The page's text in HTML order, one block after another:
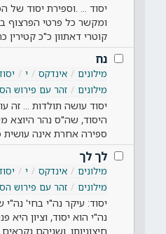
יסוד ... .וספירת יסוד של
ומקשר כל פרטי הפרצוף
קוטרי דאתוון כ"כ
נח
מילונים אינדקס י
מילונים
זהר עם פירוש
יסוד עושה תולדות ... זה
היסוד, שה"ס נהר היוצא
ספירה אחרת אינה עושית
לך לך
מילונים אינדקס י
מילונים
זהר עם פירוש
יסוד: עיקר נה"י בחי'
נה"י הוא יסוד, וציון היא
חיצוניותו. ושניהם